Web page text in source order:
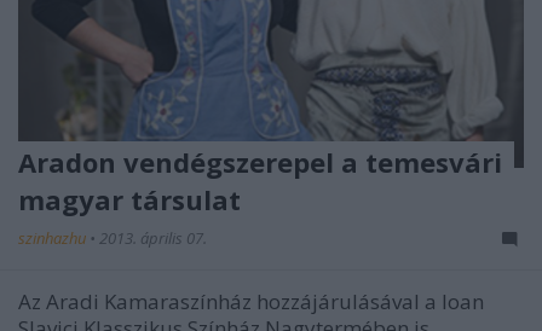
Aradon vendégszerepel a temesvári
magyar társulat
szinhazhu • 2013. április 07.
Az Aradi Kamaraszínház hozzájárulásával a Ioan